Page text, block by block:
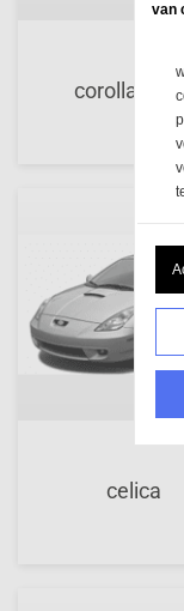
corolla
celica
van